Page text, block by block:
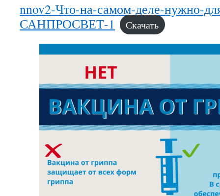
nnov2-Что-на-самом-деле-нужно-
САНПРОСВЕТ-1
Скачать